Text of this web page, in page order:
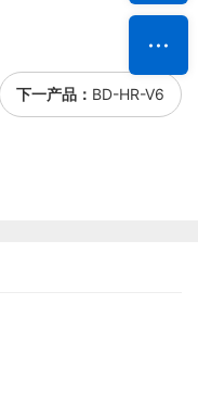
下一产品： BD-HR-V6